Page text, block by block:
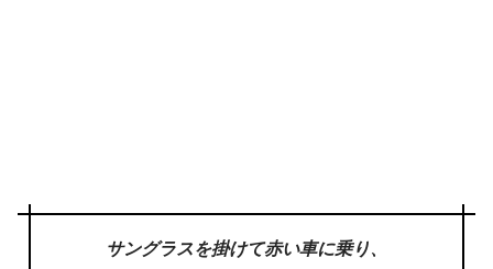
サングラスを掛けて赤い車に乗り、